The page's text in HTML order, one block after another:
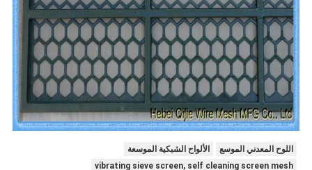
اللوح المعدني الموسع
الألواح الشبكية الموسعة
vibrating sieve screen, self cleaning screen mesh